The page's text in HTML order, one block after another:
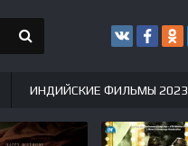
ИНДИЙСКИЕ ФИЛЬМЫ 2023